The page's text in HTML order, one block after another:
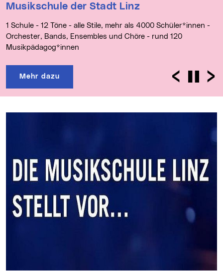
Musikschule der Stadt Linz
1 Schule - 12 Töne - alle Stile, mehr als 4000 Schüler*innen -
Orchester, Bands, Ensembles und Chöre - rund 120
Musikpädagog*innen
Mehr dazu
Stop
Zurück